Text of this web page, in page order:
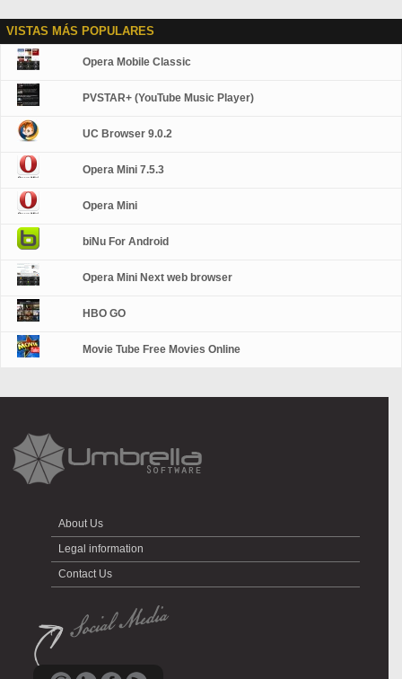
VISTAS MÁS POPULARES
Opera Mobile Classic
PVSTAR+ (YouTube Music Player)
UC Browser 9.0.2
Opera Mini 7.5.3
Opera Mini
biNu For Android
Opera Mini Next web browser
HBO GO
Movie Tube Free Movies Online
About Us
Legal information
Contact Us